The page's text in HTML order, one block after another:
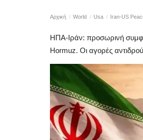
Αρχική World Usa Iran-US
ΗΠΑ-Ιράν: προσωρινή
Hormuz. Οι αγορές